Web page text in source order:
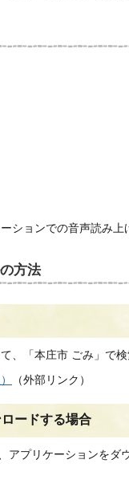
ションでの音声読み上
方法
、「本庄市 ごみ」で検
（外部リンク）
ードする場合
アプリケーションを